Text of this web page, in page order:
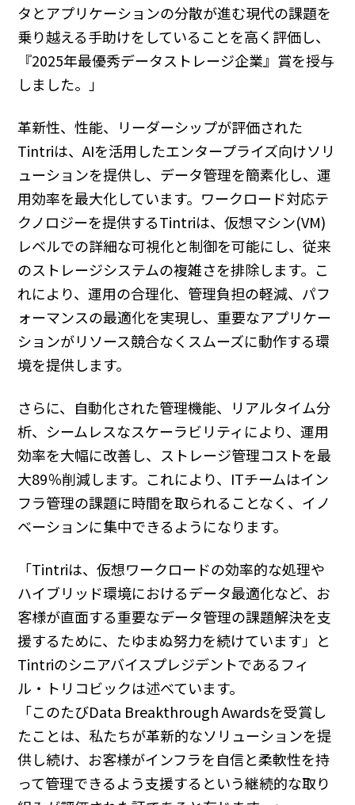
タとアプリケーションの分散が進む現代の課題を
乗り越える手助けをしていることを高く評価し、
『2025年最優秀データストレージ企業』賞を授与
しました。」
革新性、性能、リーダーシップが評価された
Tintriは、AIを活用したエンタープライズ向けソリ
ューションを提供し、データ管理を簡素化し、運
用効率を最大化しています。ワークロード対応テ
クノロジーを提供するTintriは、仮想マシン(VM)
レベルでの詳細な可視化と制御を可能にし、従来
のストレージシステムの複雑さを排除します。こ
れにより、運用の合理化、管理負担の軽減、パフ
ォーマンスの最適化を実現し、重要なアプリケー
ションがリソース競合なくスムーズに動作する環
境を提供します。
さらに、自動化された管理機能、リアルタイム分
析、シームレスなスケーラビリティにより、運用
効率を大幅に改善し、ストレージ管理コストを最
大89％削減します。これにより、ITチームはイン
フラ管理の課題に時間を取られることなく、イノ
ベーションに集中できるようになります。
「Tintriは、仮想ワークロードの効率的な処理や
ハイブリッド環境におけるデータ最適化など、お
客様が直面する重要なデータ管理の課題解決を支
援するために、たゆまぬ努力を続けています」と
Tintriのシニアバイスプレジデントであるフィ
ル・トリコビックは述べています。
「このたびData Breakthrough Awardsを受賞し
たことは、私たちが革新的なソリューションを提
供し続け、お客様がインフラを自信と柔軟性を持
って管理できるよう支援するという継続的な取り